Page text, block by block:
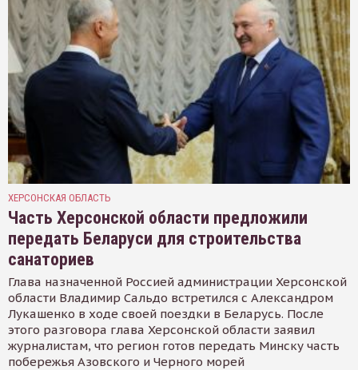
ХЕРСОНСКАЯ ОБЛАСТЬ
Часть Херсонской области предложили
передать Беларуси для строительства
санаториев
Глава назначенной Россией администрации Херсонской
области Владимир Сальдо встретился с Александром
Лукашенко в ходе своей поездки в Беларусь. После
этого разговора глава Херсонской области заявил
журналистам, что регион готов передать Минску часть
побережья Азовского и Черного морей